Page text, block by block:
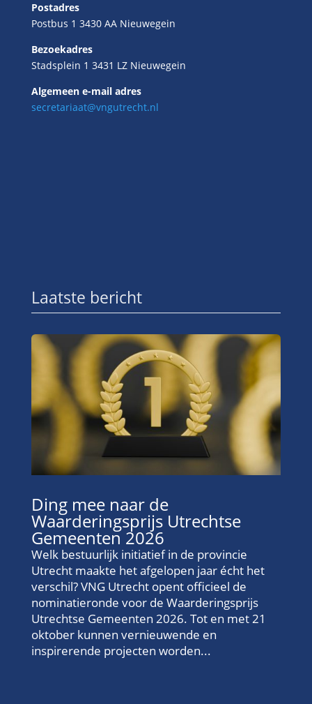
Postadres
Postbus 1 3430 AA Nieuwegein
Bezoekadres
Stadsplein 1 3431 LZ Nieuwegein
Algemeen e-mail adres
secretariaat@vngutrecht.nl
Laatste bericht
Ding mee naar de
Waarderingsprijs Utrechtse
Gemeenten 2026
Welk bestuurlijk initiatief in de provincie
Utrecht maakte het afgelopen jaar écht het
verschil? VNG Utrecht opent officieel de
nominatieronde voor de Waarderingsprijs
Utrechtse Gemeenten 2026. Tot en met 21
oktober kunnen vernieuwende en
inspirerende projecten worden...